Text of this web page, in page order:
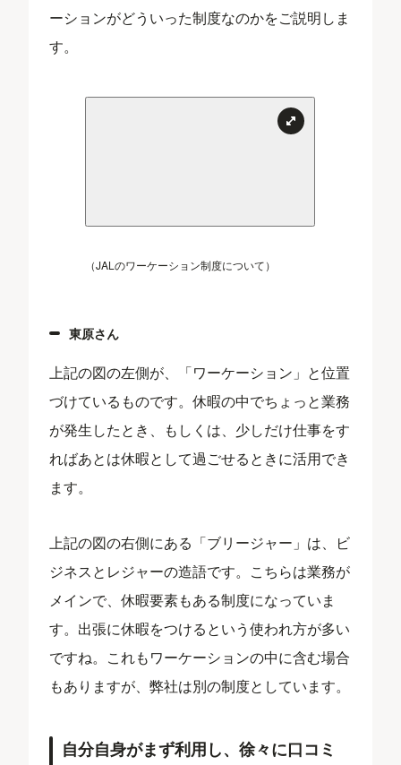
ーションがどういった制度なのかをご説明しま
す。
（JALのワーケーション制度について）
東原さん
上記の図の左側が、「ワーケーション」と位置
づけているものです。休暇の中でちょっと業務
が発生したとき、もしくは、少しだけ仕事をす
ればあとは休暇として過ごせるときに活用でき
ます。
上記の図の右側にある「ブリージャー」は、ビ
ジネスとレジャーの造語です。こちらは業務が
メインで、休暇要素もある制度になっていま
す。出張に休暇をつけるという使われ方が多い
ですね。これもワーケーションの中に含む場合
もありますが、弊社は別の制度としています。
自分自身がまず利用し、徐々に口コミ